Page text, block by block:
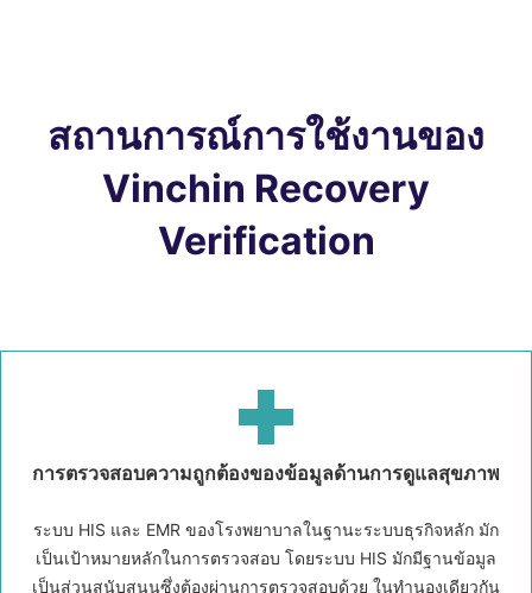
สถานการณ์การใช้งานของ
Vinchin Recovery
Verification
การตรวจสอบความถูกต้องของข้อมูลด้านการดูแลสุขภาพ
ระบบ HIS และ EMR ของโรงพยาบาลในฐานะระบบธุรกิจหลัก มัก
เป็นเป้าหมายหลักในการตรวจสอบ โดยระบบ HIS มักมีฐานข้อมูล
เป็นส่วนสนับสนุนซึ่งต้องผ่านการตรวจสอบด้วย ในทำนองเดียวกัน